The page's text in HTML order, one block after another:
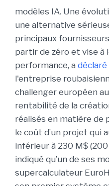
modèles IA. Une
une alternative
principaux
partir de zéro et vise à
performance, a déclaré
l'entreprise
challenger européen
rentabilité de la
réalisés en matière de
le coût d’un projet qui
inférieur à 230 M$ (200
indiqué qu’un de ses
supercalculateur